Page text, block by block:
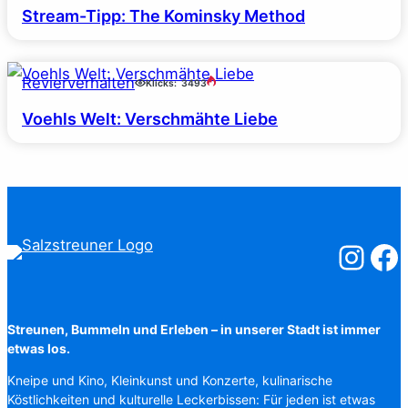
Stream-Tipp: The Kominsky Method
Revierverhalten Klicks: 3493
Voehls Welt: Verschmähte Liebe
Streunen, Bummeln und Erleben – in unserer Stadt ist immer
etwas los.
Kneipe und Kino, Kleinkunst und Konzerte, kulinarische
Köstlichkeiten und kulturelle Leckerbissen: Für jeden ist etwas